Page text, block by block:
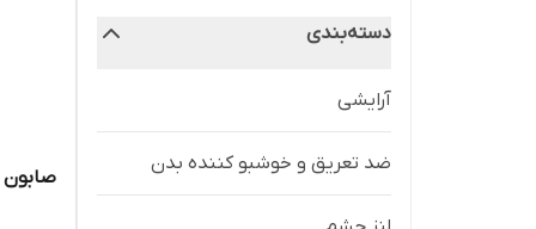
دسته‌بندی
آرایشی
ضد تعریق و خوشبو کننده بدن
صابون